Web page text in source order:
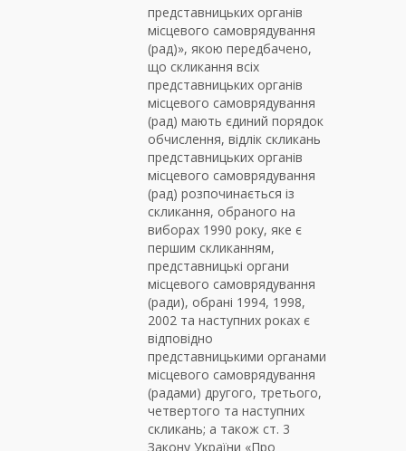
представницьких органів
місцевого самоврядування
(рад)», якою передбачено,
що скликання всіх
представницьких органів
місцевого самоврядування
(рад) мають єдиний порядок
обчислення, відлік скликань
представницьких органів
місцевого самоврядування
(рад) розпочинається із
скликання, обраного на
виборах 1990 року, яке є
першим скликанням,
представницькі органи
місцевого самоврядування
(ради), обрані 1994, 1998,
2002 та наступних роках є
відповідно
представницькими органами
місцевого самоврядування
(радами) другого, третього,
четвертого та наступних
скликань; а також ст. 3
Закону України «Про